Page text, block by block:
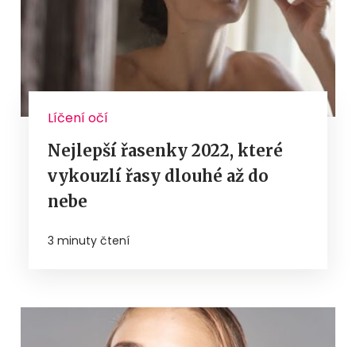
Líčení očí
Nejlepší řasenky 2022, které
vykouzlí řasy dlouhé až do
nebe
3 minuty čtení